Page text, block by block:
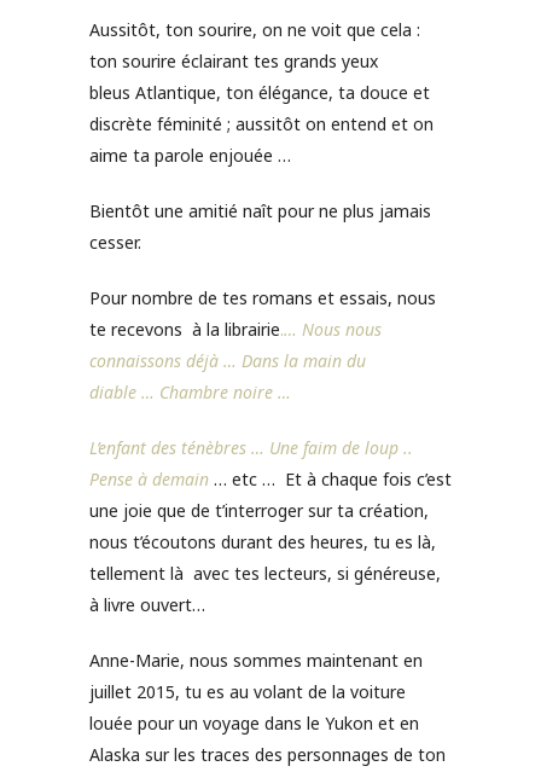
Aussitôt, ton sourire, on ne voit que cela :
ton sourire éclairant tes grands yeux
bleus Atlantique, ton élégance, ta douce et
discrète féminité ; aussitôt on entend et on
aime ta parole enjouée …
Bientôt une amitié naît pour ne plus jamais
cesser.
Pour nombre de tes romans et essais, nous
te recevons à la librairie.… Nous nous
connaissons déjà … Dans la main du
diable … Chambre noire …
L’enfant des ténèbres … Une faim de loup ..
Pense à demain … etc … Et à chaque fois c’est
une joie que de t’interroger sur ta création,
nous t’écoutons durant des heures, tu es là,
tellement là avec tes lecteurs, si généreuse,
à livre ouvert…
Anne-Marie, nous sommes maintenant en
juillet 2015, tu es au volant de la voiture
louée pour un voyage dans le Yukon et en
Alaska sur les traces des personnages de ton